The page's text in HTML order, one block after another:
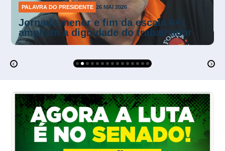
PALAVRA DO PRESIDENTE 1 MAI 2026
O 1º de Maio e a redução da jornada